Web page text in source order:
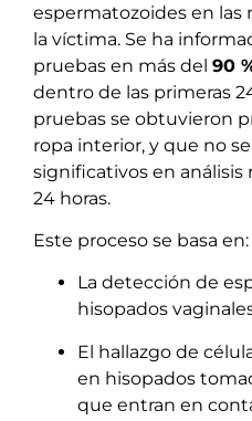
espermatozoides en las
la víctima. Se ha
pruebas en más del 90
dentro de las primeras
pruebas se obtuvieron
ropa interior, y que no
significativos en análisis
24 horas.
Este proceso se basa en:
La detección de
hisopados
El hallazgo de
en hisopados
que entran en